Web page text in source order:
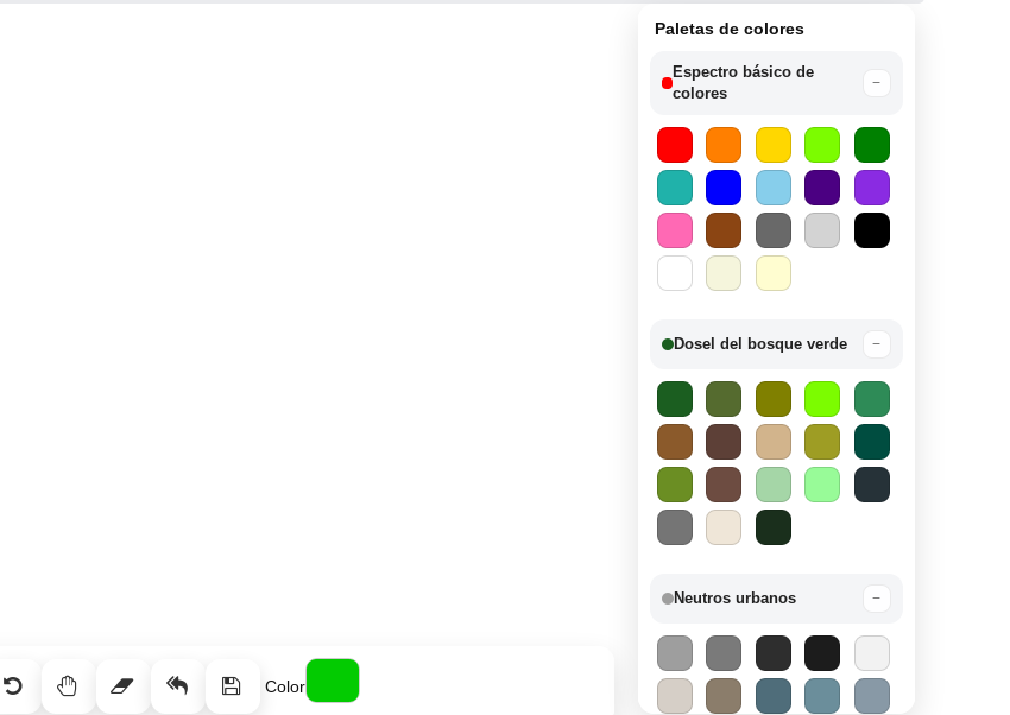
Color
Paletas de colores
Espectro básico de
colores
−
Dosel del bosque verde −
Neutros urbanos −